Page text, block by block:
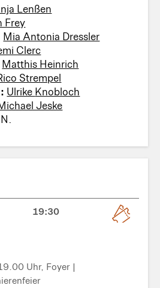
Lenßen
Frey
Mia Antonia Dressler
Clerc
Matthis Heinrich
Strempel
Ulrike Knobloch
Jeske
19:30
Uhr, Foyer |